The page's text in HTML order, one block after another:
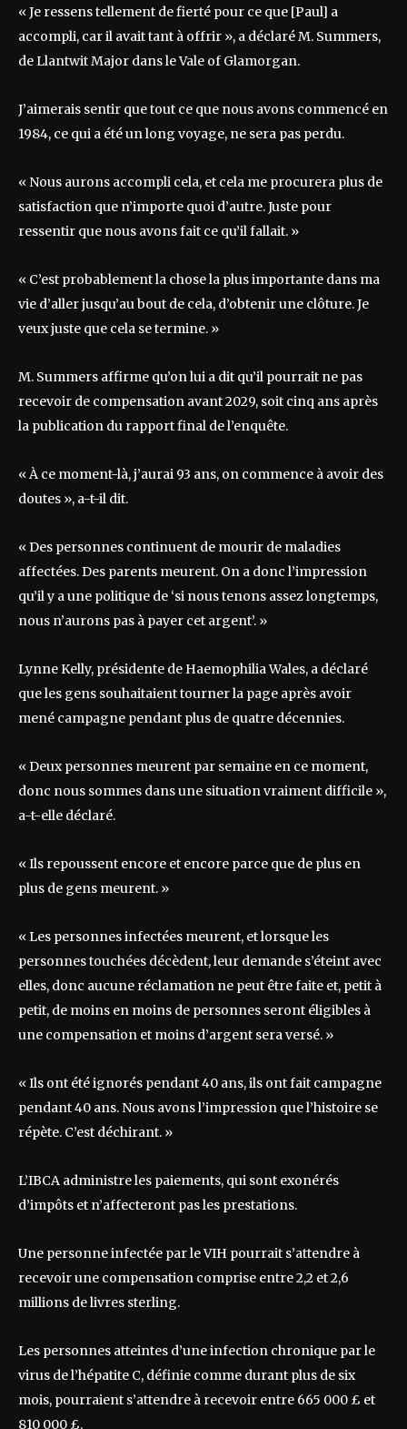
« Je ressens tellement de fierté pour ce que [Paul] a
accompli, car il avait tant à offrir », a déclaré M. Summers,
de Llantwit Major dans le Vale of Glamorgan.
J’aimerais sentir que tout ce que nous avons commencé en
1984, ce qui a été un long voyage, ne sera pas perdu.
« Nous aurons accompli cela, et cela me procurera plus de
satisfaction que n’importe quoi d’autre. Juste pour
ressentir que nous avons fait ce qu’il fallait. »
« C’est probablement la chose la plus importante dans ma
vie d’aller jusqu’au bout de cela, d’obtenir une clôture. Je
veux juste que cela se termine. »
M. Summers affirme qu’on lui a dit qu’il pourrait ne pas
recevoir de compensation avant 2029, soit cinq ans après
la publication du rapport final de l’enquête.
« À ce moment-là, j’aurai 93 ans, on commence à avoir des
doutes », a-t-il dit.
« Des personnes continuent de mourir de maladies
affectées. Des parents meurent. On a donc l’impression
qu’il y a une politique de ‘si nous tenons assez longtemps,
nous n’aurons pas à payer cet argent’. »
Lynne Kelly, présidente de Haemophilia Wales, a déclaré
que les gens souhaitaient tourner la page après avoir
mené campagne pendant plus de quatre décennies.
« Deux personnes meurent par semaine en ce moment,
donc nous sommes dans une situation vraiment difficile »,
a-t-elle déclaré.
« Ils repoussent encore et encore parce que de plus en
plus de gens meurent. »
« Les personnes infectées meurent, et lorsque les
personnes touchées décèdent, leur demande s’éteint avec
elles, donc aucune réclamation ne peut être faite et, petit à
petit, de moins en moins de personnes seront éligibles à
une compensation et moins d’argent sera versé. »
« Ils ont été ignorés pendant 40 ans, ils ont fait campagne
pendant 40 ans. Nous avons l’impression que l’histoire se
répète. C’est déchirant. »
L’IBCA administre les paiements, qui sont exonérés
d’impôts et n’affecteront pas les prestations.
Une personne infectée par le VIH pourrait s’attendre à
recevoir une compensation comprise entre 2,2 et 2,6
millions de livres sterling.
Les personnes atteintes d’une infection chronique par le
virus de l’hépatite C, définie comme durant plus de six
mois, pourraient s’attendre à recevoir entre 665 000 £ et
810 000 £.